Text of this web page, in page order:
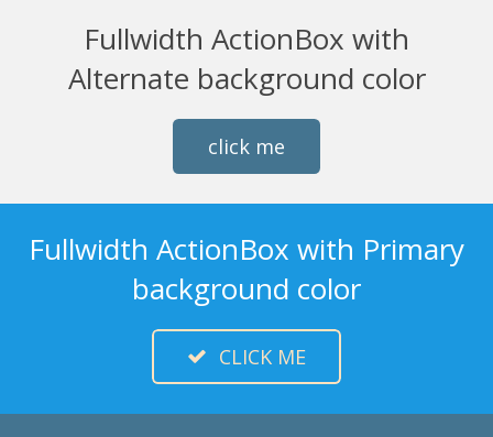
Fullwidth ActionBox with
Alternate background color
click me
Fullwidth ActionBox with Primary
background color
CLICK ME